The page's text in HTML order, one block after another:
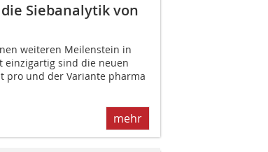
Siebanalytik von
weiteren Meilenstein in
einzigartig sind die neuen
pro und der Variante pharma
mehr